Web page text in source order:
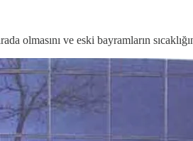
ve eski bayramların